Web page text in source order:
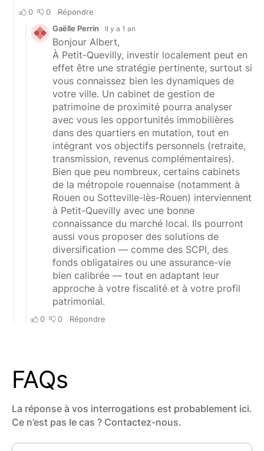
FAQs
La réponse à vos interrogations est probablement ici.
Ce n’est pas le cas ? Contactez-nous.